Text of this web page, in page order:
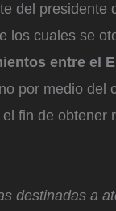
del presidente
los cuales se
entre el
por medio del
fin de obtener
destinadas a